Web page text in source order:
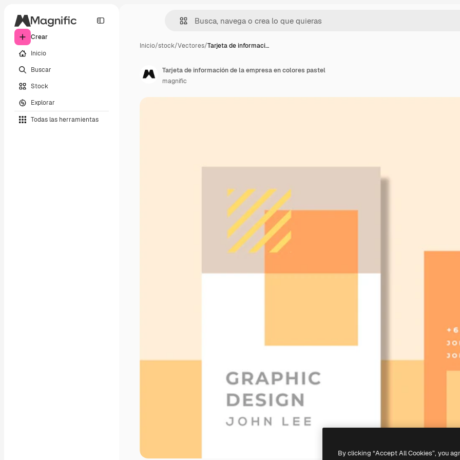
Crear
Inicio
Buscar
Stock
Explorar
Todas las herramientas
Inicio/stock/Vectores/Tarjeta de informaci…
Tarjeta de información de la empresa en colores pastel
magnific
By clicking “Accept All Cookies”, you